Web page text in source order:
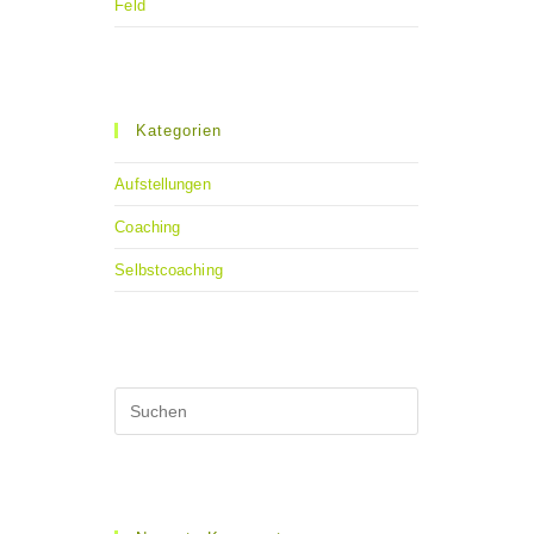
Feld
Kategorien
Aufstellungen
Coaching
Selbstcoaching